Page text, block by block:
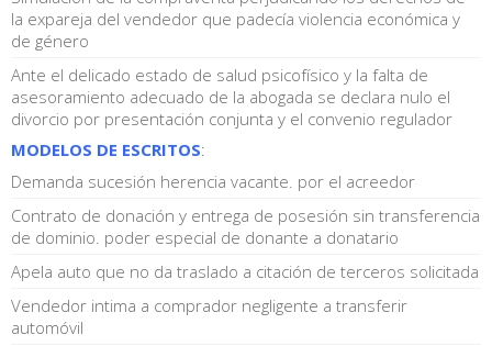
la expareja del vendedor que padecía violencia económica y
de género
Ante el delicado estado de salud psicofísico y la falta de
asesoramiento adecuado de la abogada se declara nulo el
divorcio por presentación conjunta y el convenio regulador
MODELOS DE ESCRITOS:
Demanda sucesión herencia vacante. por el acreedor
Contrato de donación y entrega de posesión sin transferencia
de dominio. poder especial de donante a donatario
Apela auto que no da traslado a citación de terceros solicitada
Vendedor intima a comprador negligente a transferir
automóvil